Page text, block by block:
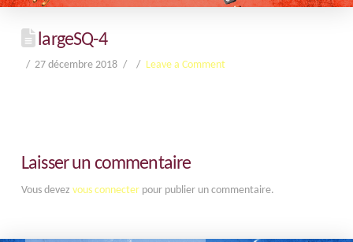
largeSQ-4
27 décembre 2018 Leave a Comment
Laisser un commentaire
Vous devez vous connecterpour publier un commentaire.